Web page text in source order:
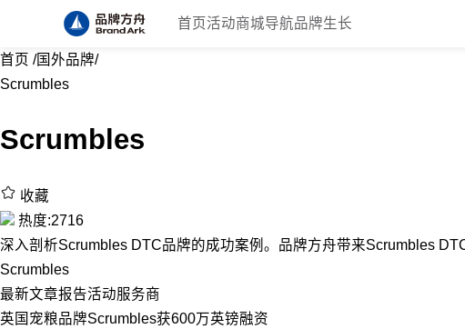
首页 活动商城导航品牌生长
首页 /国外品牌/
Scrumbles
Scrumbles
收藏
热度:2716
深入剖析Scrumbles DTC品牌的成功案例。品牌方舟带来Scrumbles
Scrumbles
最新文章报告活动服务商
英国宠粮品牌Scrumbles获600万英镑融资